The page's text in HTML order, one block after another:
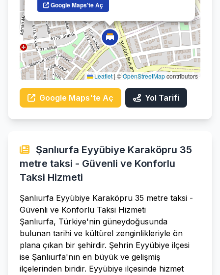
Google Maps'te Aç
Leaflet |©OpenStreetMapcontributors
Google Maps'te Aç Yol Tarifi
Şanlıurfa Eyyübiye Karaköpru 35
metre taksi - Güvenli ve Konforlu
Taksi Hizmeti
Şanlıurfa Eyyübiye Karaköpru 35 metre taksi -
Güvenli ve Konforlu Taksi Hizmeti
Şanlıurfa, Türkiye'nin güneydoğusunda
bulunan tarihi ve kültürel zenginlikleriyle ön
plana çıkan bir şehirdir. Şehrin Eyyübiye ilçesi
ise Şanlıurfa'nın en büyük ve gelişmiş
ilçelerinden biridir. Eyyübiye ilçesinde hizmet